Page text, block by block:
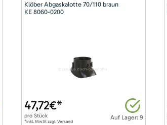
Klöber Abgaskalotte 70/110 braun
KE 8060-0200
Auf Lager: 9
47,72€*
pro Stück
*inkl. MwSt zzgl. Versand